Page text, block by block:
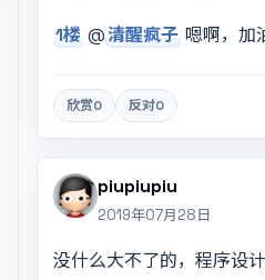
1楼 @清醒疯子 嗯啊，加
欣赏0 反对0
piupiupiu
2019年07月28日
没什么大不了的，程序设